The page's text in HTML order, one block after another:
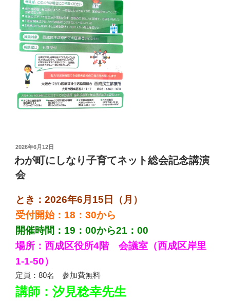
投
稿
日:
2026年6月12日
わが町にしなり子育てネット総会記念講演
会
とき：2026年6月15日（月）
受付開始：18：30から
開催時間：19：00から21：00
場所：西成区役所4階 会議室（西成区岸里
1-1-50）
定員：80名 参加費無料
講師：汐見稔幸先生